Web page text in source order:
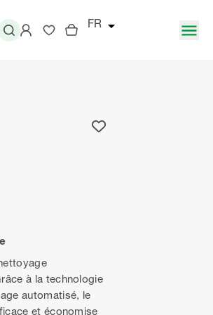
à la technologie
automatisé, le
et économise